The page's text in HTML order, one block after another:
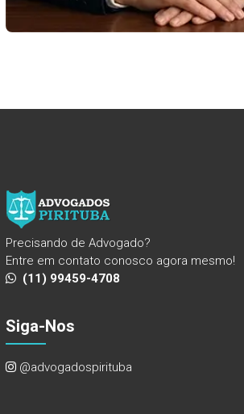
Precisando de Advogado?
Entre em contato conosco agora mesmo!
(11) 99459-4708
Siga-Nos
@advogadospirituba